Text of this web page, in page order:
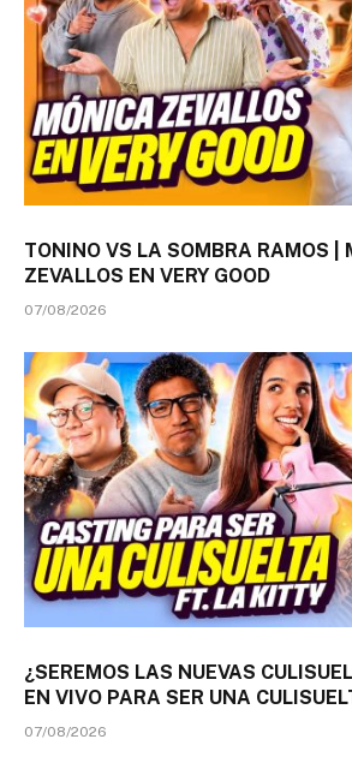
TONINO VS LA SOMBRA RAMOS |
ZEVALLOS EN VERY GOOD
07/08/2026
¿SEREMOS LAS NUEVAS
EN VIVO PARA SER UNA
07/08/2026